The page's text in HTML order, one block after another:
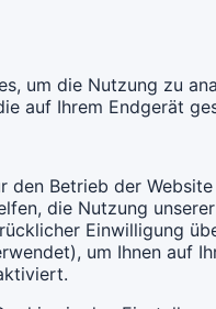
um die Nutzung zu
auf Ihrem Endgerät
den Betrieb der
die Nutzung
Einwilligung
um Ihnen auf